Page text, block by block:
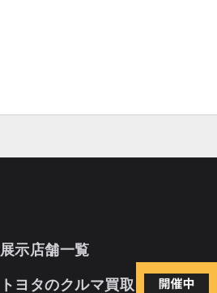
展示店舗一覧
トヨタのクルマ買取